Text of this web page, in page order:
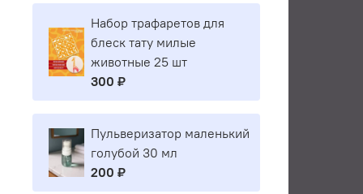
Набор трафаретов для
блеск тату милые
животные 25 шт
300 ₽
Пульверизатор маленький
голубой 30 мл
200 ₽